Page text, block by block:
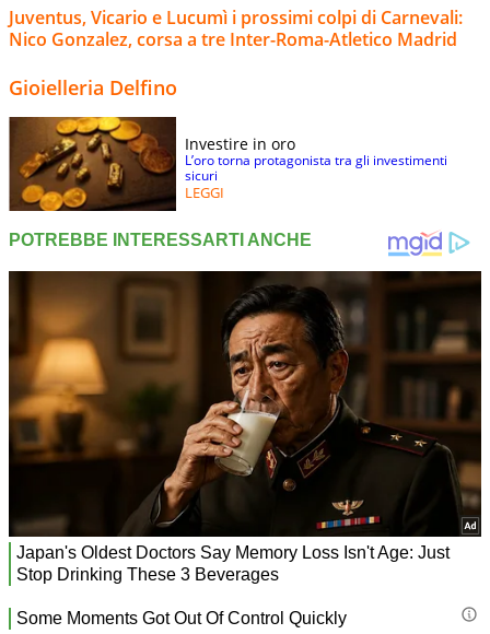
Juventus, Vicario e Lucumì i prossimi colpi di Carnevali:
Nico Gonzalez, corsa a tre Inter-Roma-Atletico Madrid
Gioielleria Delfino
Investire in oro
L’oro torna protagonista tra gli investimenti
sicuri
LEGGI